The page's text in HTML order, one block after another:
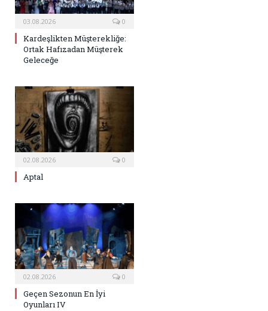
03.08.2026 0
Kardeşlikten Müşterekliğe:
Ortak Hafızadan Müşterek
Geleceğe
02.08.2026 0
Aptal
02.08.2026 0
Geçen Sezonun En İyi
Oyunları IV